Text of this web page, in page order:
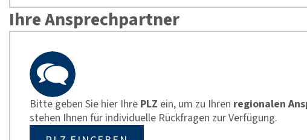
Ihre Ansprechpartner
Bitte geben Sie hier Ihre PLZ ein, um zu Ihren regionalen
stehen Ihnen für individuelle Rückfragen zur Verfügung.